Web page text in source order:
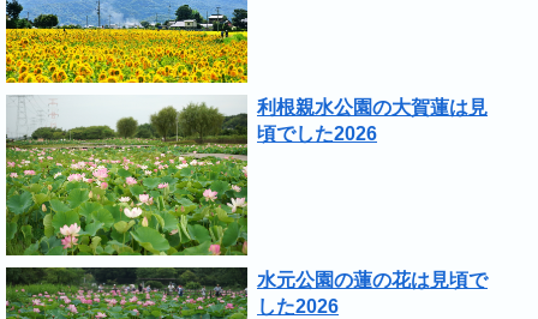
利根親水公園の大賀蓮は見
頃でした2026
水元公園の蓮の花は見頃で
した2026